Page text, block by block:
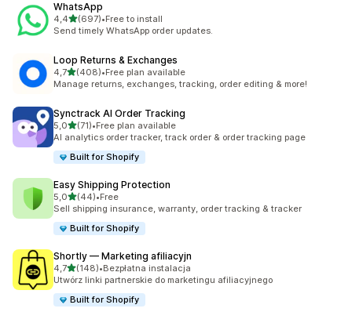
WhatsApp
4,4na 5 gwiazdek
(697)
Łączna liczba recenzji: 697
•Free to install
Send timely WhatsApp order updates.
Loop Returns & Exchanges
4,7na 5 gwiazdek
(408)
Łączna liczba recenzji: 408
•Free plan available
Manage returns, exchanges, tracking, order editing & more!
Synctrack AI Order Tracking
5,0na 5 gwiazdek
(71)
Łączna liczba recenzji: 71
•Free plan available
AI analytics order tracker, track order & order tracking page
Built for Shopify
Easy Shipping Protection
5,0na 5 gwiazdek
(44)
Łączna liczba recenzji: 44
•Free
Sell shipping insurance, warranty, order tracking & tracker
Built for Shopify
Shortly — Marketing afiliacyjn
4,7na 5 gwiazdek
(148)
Łączna liczba recenzji: 148
•Bezpłatna instalacja
Utwórz linki partnerskie do marketingu afiliacyjnego
Built for Shopify